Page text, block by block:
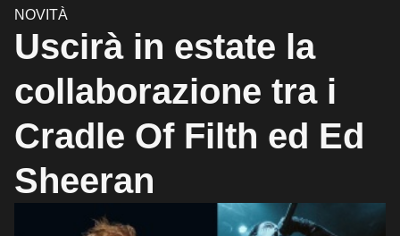
NOVITÀ
Uscirà in estate la
collaborazione tra i
Cradle Of Filth ed Ed
Sheeran